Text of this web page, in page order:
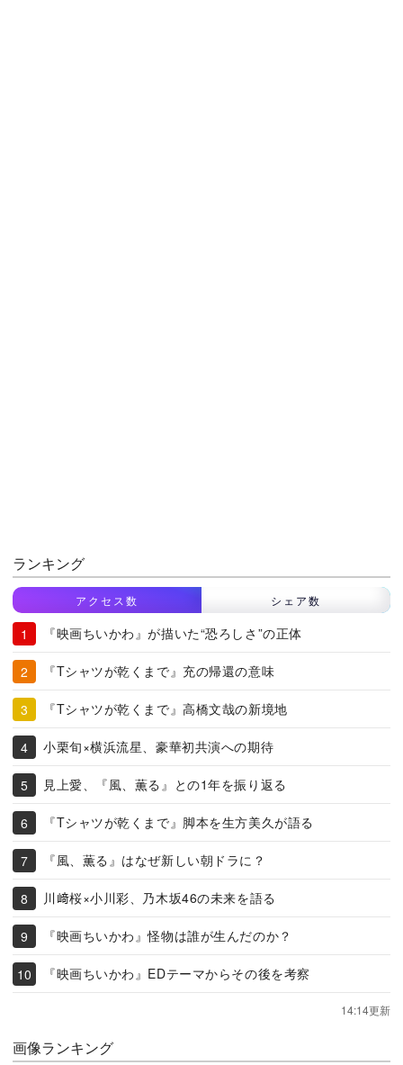
ランキング
アクセス数 シェア数
『映画ちいかわ』が描いた“恐ろしさ”の正体
『Tシャツが乾くまで』充の帰還の意味
『Tシャツが乾くまで』高橋文哉の新境地
小栗旬×横浜流星、豪華初共演への期待
見上愛、『風、薫る』との1年を振り返る
『Tシャツが乾くまで』脚本を生方美久が語る
『風、薫る』はなぜ新しい朝ドラに？
川﨑桜×小川彩、乃木坂46の未来を語る
『映画ちいかわ』怪物は誰が生んだのか？
『映画ちいかわ』EDテーマからその後を考察
14:14更新
画像ランキング